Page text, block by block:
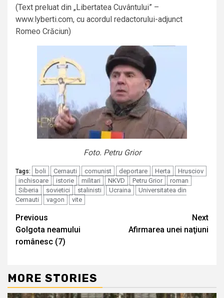
(Text preluat din „Libertatea Cuvântului” –
www.lyberti.com, cu acordul redactorului-adjunct
Romeo Crăciun)
Foto. Petru Grior
Tags: boli Cernauti comunist deportare Herta
Hrusciov
inchisoare
istorie militari NKVD Petru Grior
roman
Siberia
sovietici stalinisti Ucraina
Universitatea din
Cernauti
vagon vite
Continue
Reading
Previous
Golgota neamului
românesc (7)
Next
Afirmarea unei naţiuni
MORE STORIES